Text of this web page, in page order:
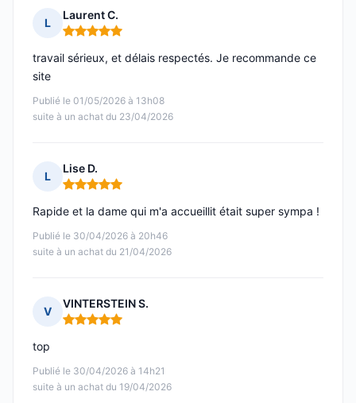
L
Laurent C.
Note : 5 sur 5
Publié le 01/05/2026 à 13h08
suite à un achat du 23/04/2026
travail sérieux, et délais respectés. Je recommande ce
site
L
Lise D.
Note : 5 sur 5
Publié le 30/04/2026 à 20h46
suite à un achat du 21/04/2026
Rapide et la dame qui m'a accueillit était super sympa !
V
VINTERSTEIN S.
Note : 5 sur 5
Publié le 30/04/2026 à 14h21
suite à un achat du 19/04/2026
top